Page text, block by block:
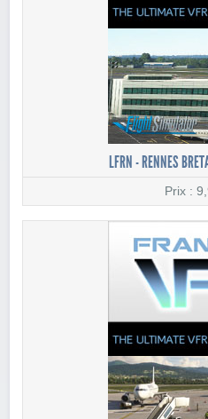
LFRN - RENNES
Prix :